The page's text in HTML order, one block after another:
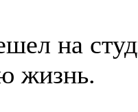
на
жизнь.